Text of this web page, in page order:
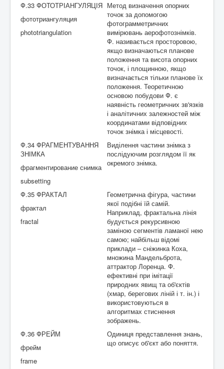
Ф.33 ФОТОТРІАНГУЛЯЦІЯ
фототриангуляция
phototriangulation
Метод визначення опорних
точок за допомогою
фотограмметричних
вимірювань аерофотознімків.
Ф. називається просторовою,
якщо визначаються планове
положення та висота опорних
точок, і площинною, якщо
визначається тільки планове їх
положення. Теоретичною
основою побудови Ф. є
наявність геометричних зв'язків
і аналітичних залежностей між
координатами відповідних
точок знімка і місцевості.
Ф.34 ФРАГМЕНТУВАННЯ
ЗНІМКА
фрагментирование снимка
subsetting
Виділення частини знімка з
послідуючим розглядом її як
окремого знімка.
Ф.35 ФРАКТАЛ
фрактал
fractal
Геометрична фігура, частини
якої подібні їй самій.
Наприклад, фрактальна лінія
будується рекурсивною
заміною сегментів ламаної нею
самою; найбільш відомі
приклади – сніжинка Коха,
множина Мандельброта,
аттрактор Лоренца. Ф.
ефективні при імітації
природних явищ та об'єктів
(хмар, берегових ліній і т. ін.) і
використовуються в
алгоритмах стиснення
зображень.
Ф.36 ФРЕЙМ
фрейм
frame
Одиниця представлення знань,
що описує об'єкт або поняття.